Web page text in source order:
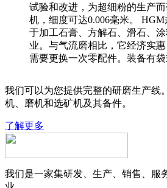
试验和改进，为超细粉的生产
机，细度可达0.006毫米。
于加工石膏、方解石、滑石、
业。与气流磨相比，它经济实
需要更换一次零配件。装备有袋
我们可以为您提供完整的研磨生产线
机、磨机和选矿机及其备件。
了解更多
我们是一家集研发、生产、销售、服